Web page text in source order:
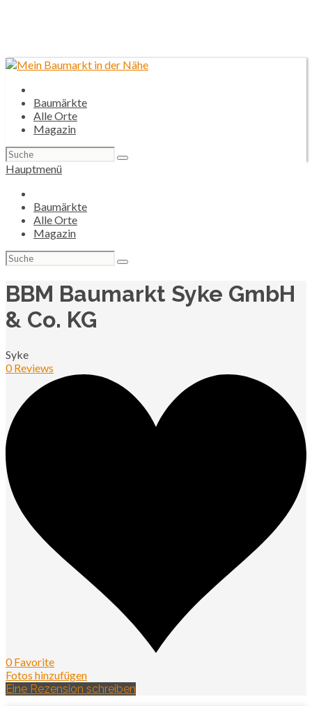
Baumärkte
Alle Orte
Magazin
Suchen
nach:
Hauptmenü
Baumärkte
Alle Orte
Magazin
Suchen
nach:
BBM Baumarkt Syke GmbH
& Co. KG
Syke
0 Reviews
0 Favorite
Fotos hinzufügen
Eine Rezension schreiben